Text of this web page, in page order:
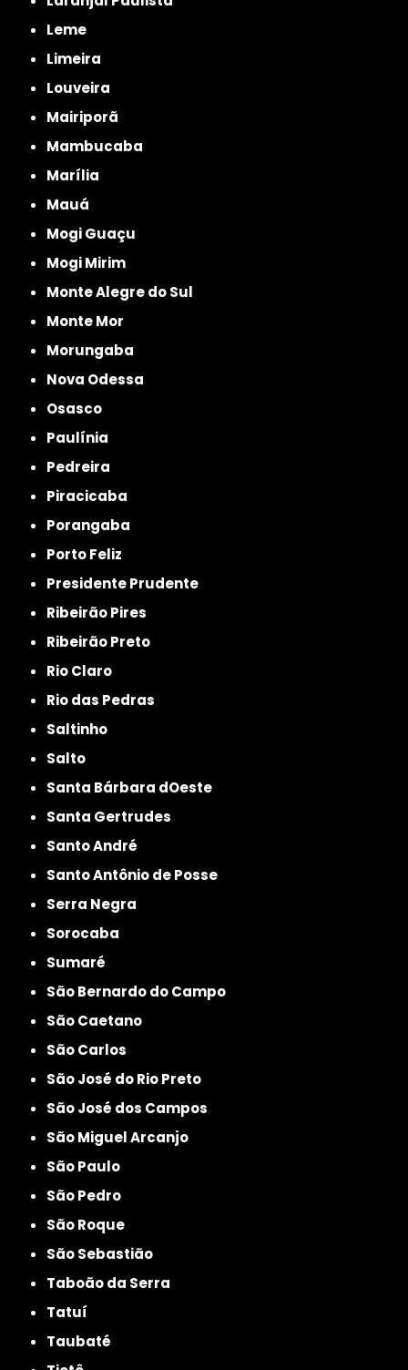
Leme
Limeira
Louveira
Mairiporã
Mambucaba
Marília
Mauá
Mogi Guaçu
Mogi Mirim
Monte Alegre do Sul
Monte Mor
Morungaba
Nova Odessa
Osasco
Paulínia
Pedreira
Piracicaba
Porangaba
Porto Feliz
Presidente Prudente
Ribeirão Pires
Ribeirão Preto
Rio Claro
Rio das Pedras
Saltinho
Salto
Santa Bárbara dOeste
Santa Gertrudes
Santo André
Santo Antônio de Posse
Serra Negra
Sorocaba
Sumaré
São Bernardo do Campo
São Caetano
São Carlos
São José do Rio Preto
São José dos Campos
São Miguel Arcanjo
São Paulo
São Pedro
São Roque
São Sebastião
Taboão da Serra
Tatuí
Taubaté